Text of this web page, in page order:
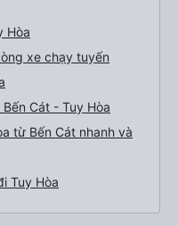
Hòa
xe chạy tuyến
Cát - Tuy Hòa
từ Bến Cát nhanh và
Tuy Hòa